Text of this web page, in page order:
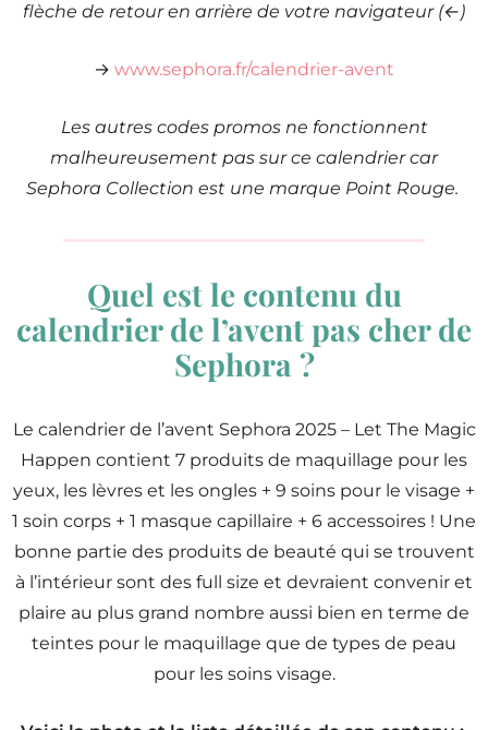
flèche de retour en arrière de votre navigateur (←)
→ www.sephora.fr/calendrier-avent
Les autres codes promos ne fonctionnent
malheureusement pas sur ce calendrier car
Sephora Collection est une marque Point Rouge.
Quel est le contenu du
calendrier de l’avent pas cher de
Sephora ?
Le calendrier de l’avent Sephora 2025 – Let The Magic
Happen contient 7 produits de maquillage pour les
yeux, les lèvres et les ongles + 9 soins pour le visage +
1 soin corps + 1 masque capillaire + 6 accessoires ! Une
bonne partie des produits de beauté qui se trouvent
à l’intérieur sont des full size et devraient convenir et
plaire au plus grand nombre aussi bien en terme de
teintes pour le maquillage que de types de peau
pour les soins visage.